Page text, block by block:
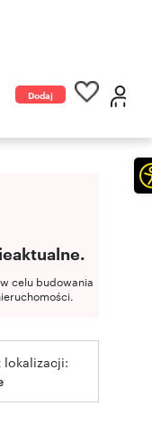
Dodaj
celu budowania
lokalizacji: